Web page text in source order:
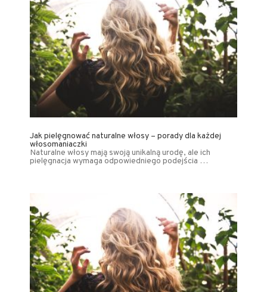
Jak pielęgnować naturalne włosy – porady dla każdej
włosomaniaczki
Naturalne włosy mają swoją unikalną urodę, ale ich
pielęgnacja wymaga odpowiedniego podejścia …